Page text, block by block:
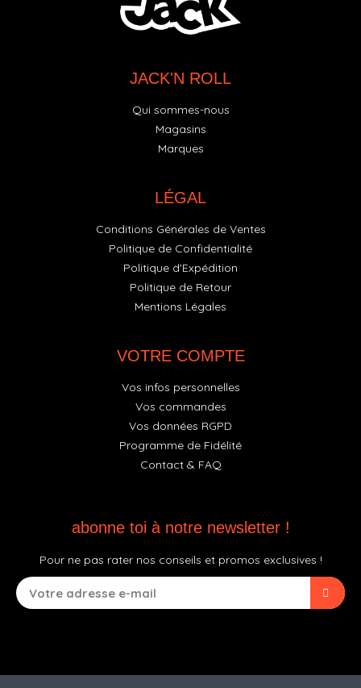
JACK'N ROLL
Qui sommes-nous
Magasins
Marques
LÉGAL
Conditions Générales de Ventes
Politique de Confidentialité
Politique d'Expédition
Politique de Retour
Mentions Légales
VOTRE COMPTE
Vos infos personnelles
Vos commandes
Vos données RGPD
Programme de Fidélité
Contact & FAQ
abonne toi à notre newsletter !
Pour ne pas rater nos conseils et promos exclusives !